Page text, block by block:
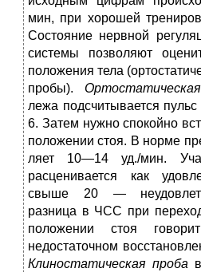
мин, при хорошей
Состояние нервной
системы позволяют
положения тела
пробы).
лежа подсчитывается
6. Затем нужно спокойно
положении стоя. В норме
ляет 10—14 уд./мин.
расценивается как
свыше 20 —
разница в ЧСС при
положении стоя
недостаточном
Клиностатическая проба